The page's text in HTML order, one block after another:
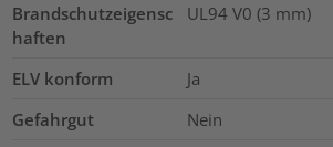
Brandschutzeigensc
haften
UL94 V0 (3 mm)
ELV konform
Ja
Gefahrgut
Nein